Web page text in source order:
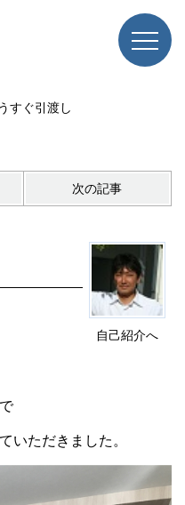
すぐ引渡し
次の記事
自己紹介へ
いただきました。